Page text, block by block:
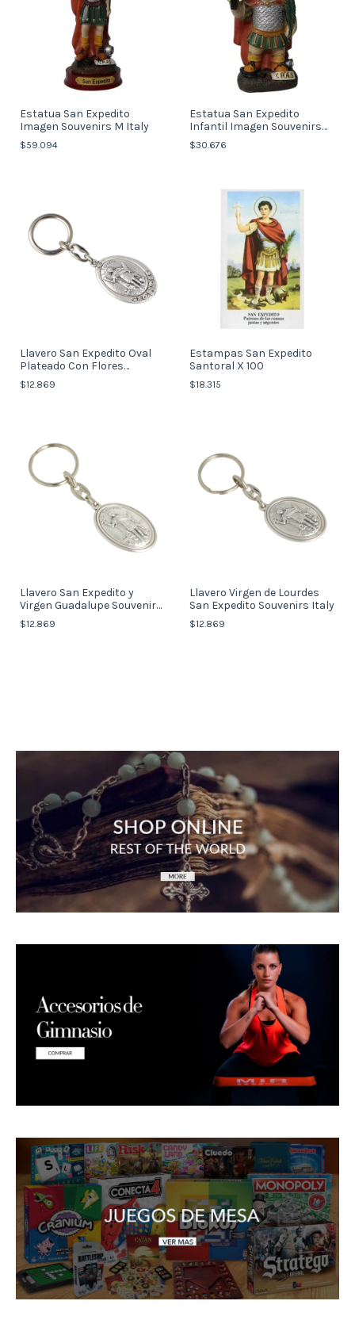
Estatua San Expedito
Imagen Souvenirs M Italy
$59.094
Estatua San Expedito
Infantil Imagen Souvenirs
Italy
$30.676
Llavero San Expedito Oval
Plateado Con Flores
Importado de Italia
$12.869
Estampas San Expedito
Santoral X 100
$18.315
Llavero San Expedito y
Virgen Guadalupe Souvenirs
Italy
$12.869
Llavero Virgen de Lourdes
San Expedito Souvenirs Italy
$12.869